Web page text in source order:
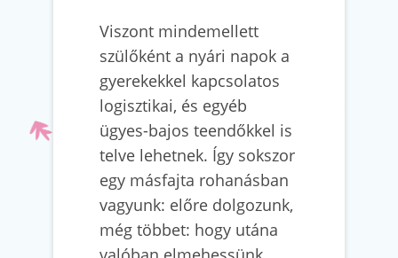
Viszont mindemellett
szülőként a nyári napok a
gyerekekkel kapcsolatos
logisztikai, és egyéb
ügyes-bajos teendőkkel is
telve lehetnek. Így sokszor
egy másfajta rohanásban
vagyunk: előre dolgozunk,
még többet: hogy utána